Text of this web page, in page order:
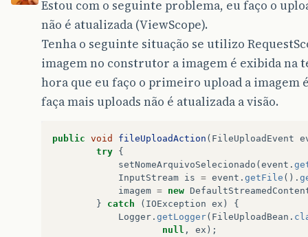
Estou com o seguinte problema, eu faço o
não é atualizada (ViewScope).
Tenha o seguinte situação se utilizo
imagem no construtor a imagem é exibida na
hora que eu faço o primeiro upload a imagem
faça mais uploads não é atualizada a visão.
public void fileUploadAction ( FileUploadEvent
try {
setNomeArquivoSelecionado ( event .
InputStream is = event . getFile ().
imagem = new
}
catch ( IOException ex )
{
Logger . getLogger( FileUploadBean .
null , ex );